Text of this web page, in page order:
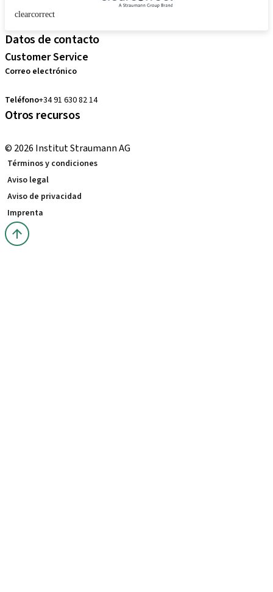
clearcorrect
Datos de contacto
Customer Service
Correo electrónico
Teléfono+34 91 630 82 14
Otros recursos
© 2026 Institut Straumann AG
Términos y condiciones
Aviso legal
Aviso de privacidad
Imprenta